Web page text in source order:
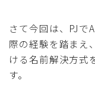
さて今回は、PJで
際の経験を踏まえ
ける名前解決方式
す。